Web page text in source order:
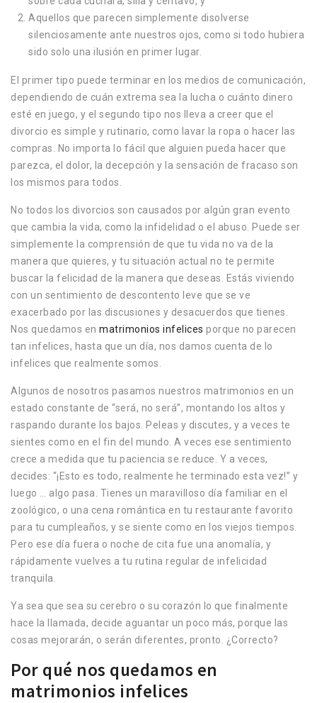
Aquellos que parecen simplemente disolverse
silenciosamente ante nuestros ojos, como si todo hubiera
sido solo una ilusión en primer lugar.
El primer tipo puede terminar en los medios de comunicación,
dependiendo de cuán extrema sea la lucha o cuánto dinero
esté en juego, y el segundo tipo nos lleva a creer que el
divorcio es simple y rutinario, como lavar la ropa o hacer las
compras. No importa lo fácil que alguien pueda hacer que
parezca, el dolor, la decepción y la sensación de fracaso son
los mismos para todos.
No todos los divorcios son causados por algún gran evento
que cambia la vida, como la infidelidad o el abuso. Puede ser
simplemente la comprensión de que tu vida no va de la
manera que quieres, y tu situación actual no te permite
buscar la felicidad de la manera que deseas. Estás viviendo
con un sentimiento de descontento leve que se ve
exacerbado por las discusiones y desacuerdos que tienes.
Nos quedamos en matrimonios infelices porque no parecen
tan infelices, hasta que un día, nos damos cuenta de lo
infelices que realmente somos.
Algunos de nosotros pasamos nuestros matrimonios en un
estado constante de “será, no será”, montando los altos y
raspando durante los bajos. Peleas y discutes, y a veces te
sientes como en el fin del mundo. A veces ese sentimiento
crece a medida que tu paciencia se reduce. Y a veces,
decides: “¡Esto es todo, realmente he terminado esta vez!” y
luego … algo pasa. Tienes un maravilloso día familiar en el
zoológico, o una cena romántica en tu restaurante favorito
para tu cumpleaños, y se siente como en los viejos tiempos.
Pero ese día fuera o noche de cita fue una anomalía, y
rápidamente vuelves a tu rutina regular de infelicidad
tranquila.
Ya sea que sea su cerebro o su corazón lo que finalmente
hace la llamada, decide aguantar un poco más, porque las
cosas mejorarán, o serán diferentes, pronto. ¿Correcto?
Por qué nos quedamos en
matrimonios infelices